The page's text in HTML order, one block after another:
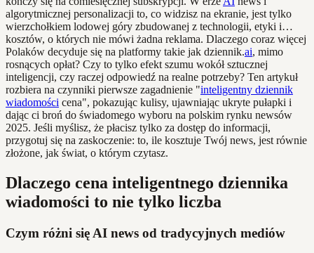
algorytmicznej personalizacji to, co widzisz na ekranie, jest tylko
wierzchołkiem lodowej góry zbudowanej z technologii, etyki i…
kosztów, o których nie mówi żadna reklama. Dlaczego coraz więcej
Polaków decyduje się na platformy takie jak dziennik.ai, mimo
rosnących opłat? Czy to tylko efekt szumu wokół sztucznej
inteligencji, czy raczej odpowiedź na realne potrzeby? Ten artykuł
rozbiera na czynniki pierwsze zagadnienie "inteligentny dziennik
wiadomości cena", pokazując kulisy, ujawniając ukryte pułapki i
dając ci broń do świadomego wyboru na polskim rynku newsów
2025. Jeśli myślisz, że płacisz tylko za dostęp do informacji,
przygotuj się na zaskoczenie: to, ile kosztuje Twój news, jest równie
złożone, jak świat, o którym czytasz.
Dlaczego cena inteligentnego dziennika
wiadomości to nie tylko liczba
Czym różni się AI news od tradycyjnych mediów